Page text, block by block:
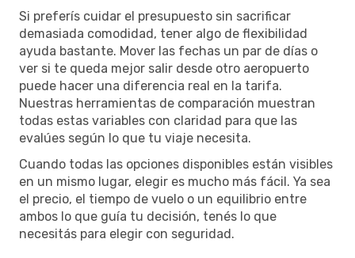
Si preferís cuidar el presupuesto sin sacrificar
demasiada comodidad, tener algo de flexibilidad
ayuda bastante. Mover las fechas un par de días o
ver si te queda mejor salir desde otro aeropuerto
puede hacer una diferencia real en la tarifa.
Nuestras herramientas de comparación muestran
todas estas variables con claridad para que las
evalúes según lo que tu viaje necesita.
Cuando todas las opciones disponibles están visibles
en un mismo lugar, elegir es mucho más fácil. Ya sea
el precio, el tiempo de vuelo o un equilibrio entre
ambos lo que guía tu decisión, tenés lo que
necesitás para elegir con seguridad.